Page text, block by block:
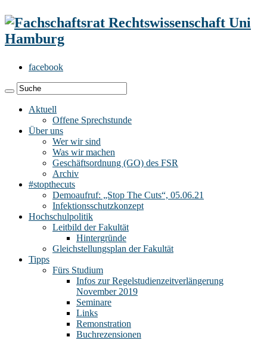
facebook
Aktuell
Offene Sprechstunde
Über uns
Wer wir sind
Was wir machen
Geschäftsordnung (GO) des FSR
Archiv
#stopthecuts
Demoaufruf: „Stop The Cuts“, 05.06.21
Infektionsschutzkonzept
Hochschulpolitik
Leitbild der Fakultät
Hintergründe
Gleichstellungsplan der Fakultät
Tipps
Fürs Studium
Infos zur Regelstudienzeitverlängerung
November 2019
Seminare
Links
Remonstration
Buchrezensionen